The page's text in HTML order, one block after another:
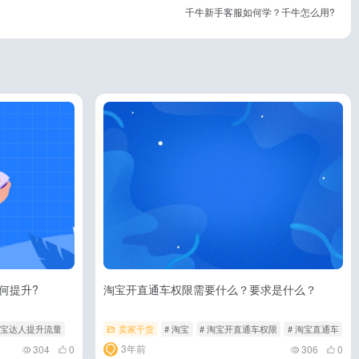
千牛新手客服如何学？千牛怎么用?
提升?
达人提升流量
304 0
淘宝开直通车权限需要什么？要求是什么？
卖家干货 # 淘宝 # 淘宝开直通车权限 # 淘宝直通车
3年前 306 0